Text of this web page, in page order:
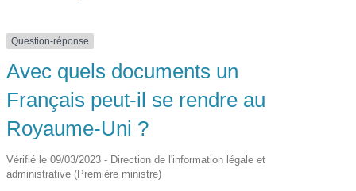
Question-réponse
Avec quels documents un
Français peut-il se rendre au
Royaume-Uni ?
Vérifié le 09/03/2023 - Direction de l'information légale et
administrative (Première ministre)